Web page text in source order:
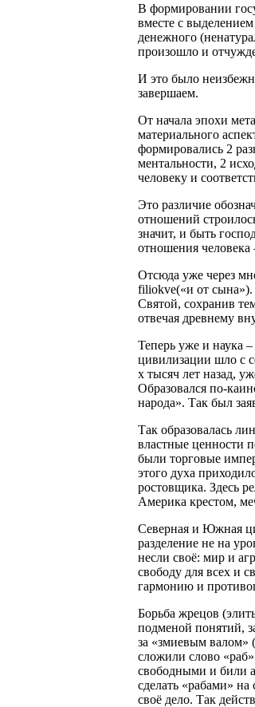
В формировании
вместе с
денежного
произошло и
И это было
завершаем.
От начала эпохи
материального
формировались 2
ментальности, 2
человеку и
Это различие
отношений
значит, и быть
отношения человека
Отсюда уже через
filiokve(«и от сына»).
Святой, сохранив
отвечая древнему
Теперь уже и наука
цивилизации шло с
х тысяч лет назад,
Образовался по-
народа». Так был
Так образовалась
властные ценности
были торговые
этого духа
ростовщика. Здесь
Америка крестом,
Северная и Южная
разделение не на
несли своё: мир и
свободу для всех и
гармонию и
Борьба жрецов
подменой понятий,
за «змиевым валом»
сложили слово
свободными и били
сделать «рабами»
своё дело. Так